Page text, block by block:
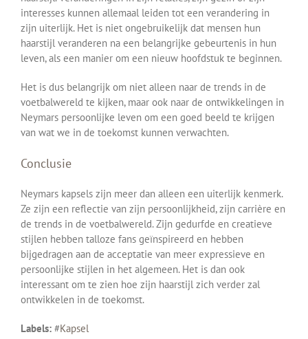
interesses kunnen allemaal leiden tot een verandering in
zijn uiterlijk. Het is niet ongebruikelijk dat mensen hun
haarstijl veranderen na een belangrijke gebeurtenis in hun
leven, als een manier om een nieuw hoofdstuk te beginnen.
Het is dus belangrijk om niet alleen naar de trends in de
voetbalwereld te kijken, maar ook naar de ontwikkelingen in
Neymars persoonlijke leven om een goed beeld te krijgen
van wat we in de toekomst kunnen verwachten.
Conclusie
Neymars kapsels zijn meer dan alleen een uiterlijk kenmerk.
Ze zijn een reflectie van zijn persoonlijkheid, zijn carrière en
de trends in de voetbalwereld. Zijn gedurfde en creatieve
stijlen hebben talloze fans geïnspireerd en hebben
bijgedragen aan de acceptatie van meer expressieve en
persoonlijke stijlen in het algemeen. Het is dan ook
interessant om te zien hoe zijn haarstijl zich verder zal
ontwikkelen in de toekomst.
Labels: #Kapsel